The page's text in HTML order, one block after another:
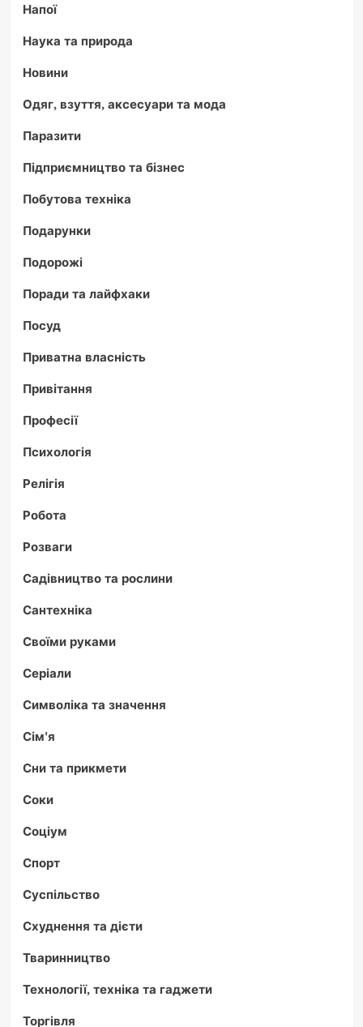
Напої
Наука та природа
Новини
Одяг, взуття, аксесуари та мода
Паразити
Підприємництво та бізнес
Побутова техніка
Подарунки
Подорожі
Поради та лайфхаки
Посуд
Приватна власність
Привітання
Професії
Психологія
Релігія
Робота
Розваги
Садівництво та рослини
Сантехніка
Своїми руками
Серіали
Символіка та значення
Сім'я
Сни та прикмети
Соки
Соціум
Спорт
Суспільство
Схуднення та дієти
Тваринництво
Технології, техніка та гаджети
Торгівля